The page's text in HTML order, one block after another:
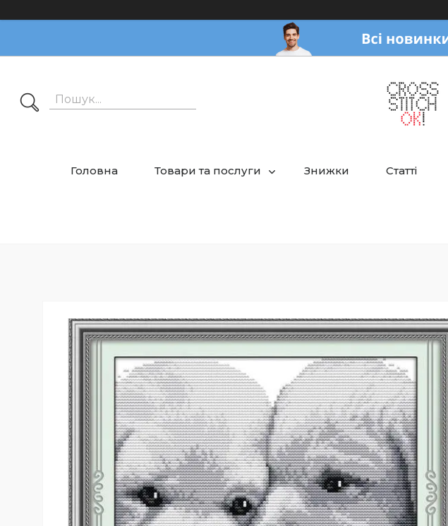
Головна Товари та послуги Знижки Статті